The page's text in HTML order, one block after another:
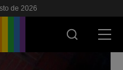
de 2026